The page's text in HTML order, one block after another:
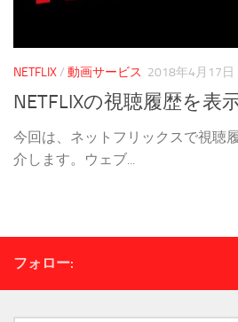
NETFLIX/ 動画サービス 2018年4月17日
NETFLIXの視聴履歴を表
今回は、ネットフリックスで視聴
介します。ウェブ...
フォロー: